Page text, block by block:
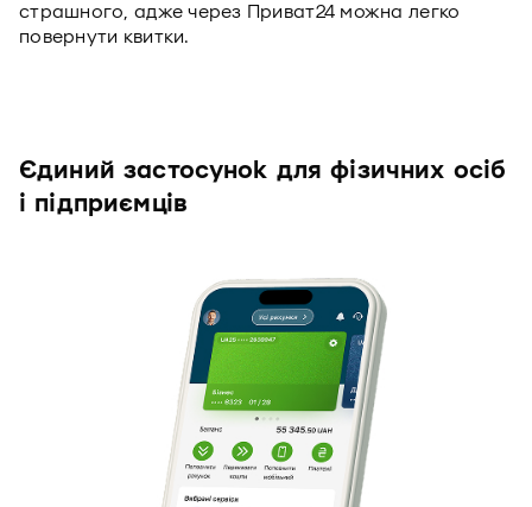
страшного, адже через Приват24 можна легко
повернути квитки.
Єдиний застосунок для фізичних осіб
і підприємців